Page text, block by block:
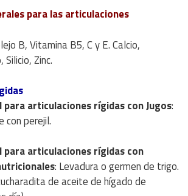
para las articulaciones
B, Vitamina B5, C y E. Calcio,
Silicio, Zinc.
para articulaciones rígidas conJugos:
con perejil.
para articulaciones rígidas con
s: Levadura o germen de trigo.
de aceite de hígado de